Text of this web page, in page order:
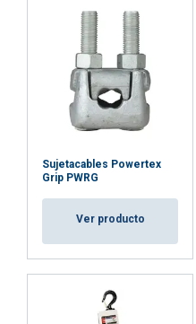
Marcado:
Sujetacables Powertex
Grip PWRG
Ver producto